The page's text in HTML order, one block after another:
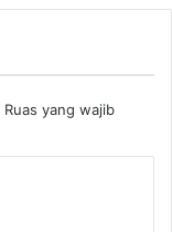
Ruas yang wajib